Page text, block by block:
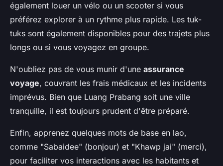
également louer un vélo ou un scooter si vous
préférez explorer à un rythme plus rapide. Les tuk-
tuks sont également disponibles pour des trajets plus
longs ou si vous voyagez en groupe.
N'oubliez pas de vous munir d'une assurance
voyage, couvrant les frais médicaux et les incidents
imprévus. Bien que Luang Prabang soit une ville
tranquille, il est toujours prudent d'être préparé.
Enfin, apprenez quelques mots de base en lao,
comme "Sabaidee" (bonjour) et "Khawp jai" (merci),
pour faciliter vos interactions avec les habitants et